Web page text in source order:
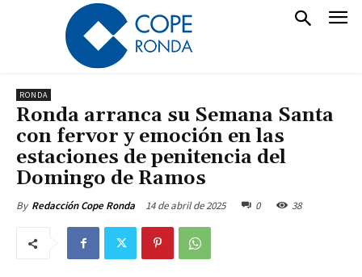
RONDA
Ronda arranca su Semana Santa
con fervor y emoción en las
estaciones de penitencia del
Domingo de Ramos
By Redacción Cope Ronda 14 de abril de 2025 0 38